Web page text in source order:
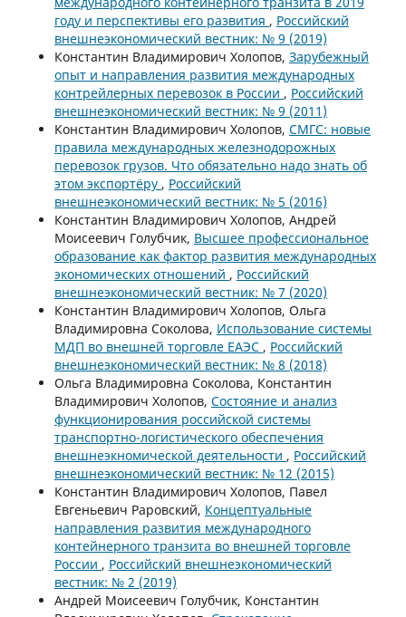
году и перспективы его развития , Российский
внешнеэкономический вестник: № 9 (2019)
Константин Владимирович Холопов, Зарубежный
опыт и направления развития международных
контрейлерных перевозок в России , Российский
внешнеэкономический вестник: № 9 (2011)
Константин Владимирович Холопов, СМГС: новые
правила международных железнодорожных
перевозок грузов. Что обязательно надо знать об
этом экспортёру , Российский
внешнеэкономический вестник: № 5 (2016)
Константин Владимирович Холопов, Андрей
Моисеевич Голубчик, Высшее профессиональное
образование как фактор развития международных
экономических отношений , Российский
внешнеэкономический вестник: № 7 (2020)
Константин Владимирович Холопов, Ольга
Владимировна Соколова, Использование системы
МДП во внешней торговле ЕАЭС , Российский
внешнеэкономический вестник: № 8 (2018)
Ольга Владимировна Соколова, Константин
Владимирович Холопов, Состояние и анализ
функционирования российской системы
транспортно-логистического обеспечения
внешнеэкномической деятельности , Российский
внешнеэкономический вестник: № 12 (2015)
Константин Владимирович Холопов, Павел
Евгеньевич Раровский, Концептуальные
направления развития международного
контейнерного транзита во внешней торговле
России , Российский внешнеэкономический
вестник: № 2 (2019)
Андрей Моисеевич Голубчик, Константин